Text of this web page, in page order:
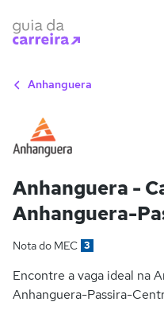
Anhanguera
Anhanguera -
Anhanguera-
Nota do MEC 3
Encontre a vaga ideal na
Anhanguera-Passira-